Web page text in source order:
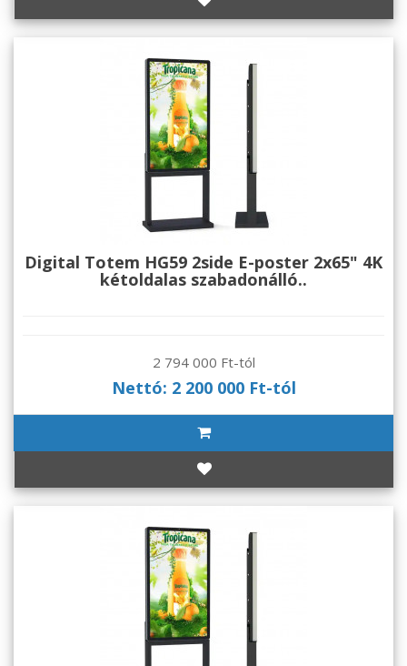
Digital Totem HG59 2side E-poster 2x65" 4K
kétoldalas szabadonálló..
2 794 000 Ft-tól
Nettó: 2 200 000 Ft-tól